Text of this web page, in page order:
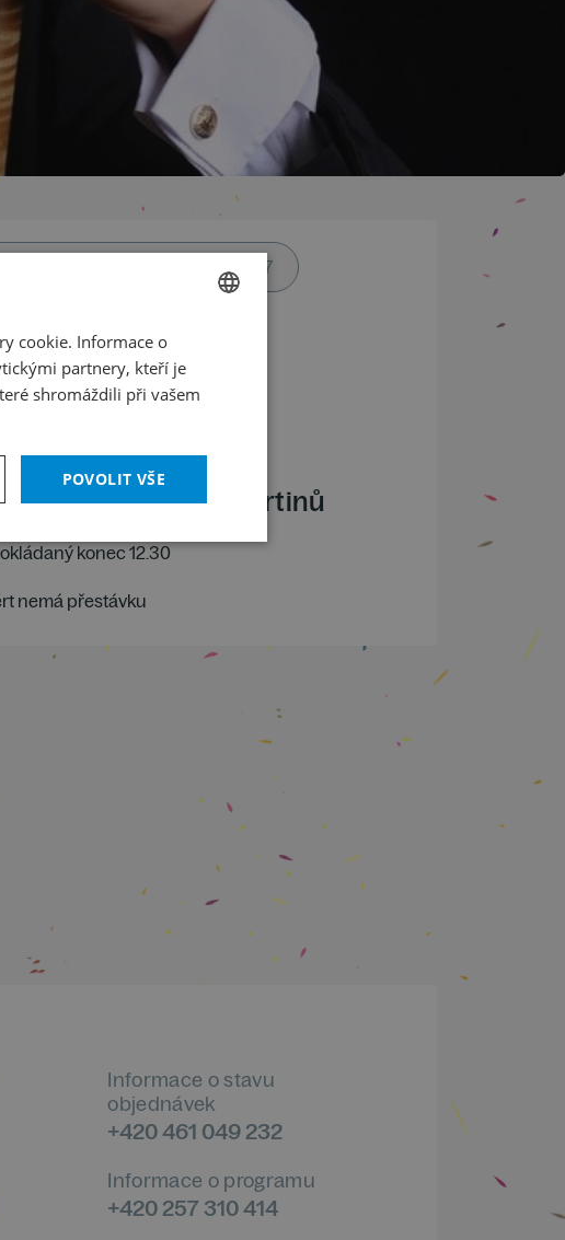
V PRODEJI OD 12.12.2017
Kč
/5/2018
11.00
Sál Bohuslava Martinů
konec 12.30
nemá přestávku
Informace o stavu
objednávek
+420 461 049 232
Informace o programu
+420 257 310 414
ENGLISH
cookie. Informace o
partnery, kteří je
shromáždili při vašem
POVOLIT VŠE